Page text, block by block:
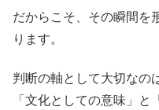
だからこそ、その瞬間を
ります。
判断の軸として大切なの
「文化としての意味」